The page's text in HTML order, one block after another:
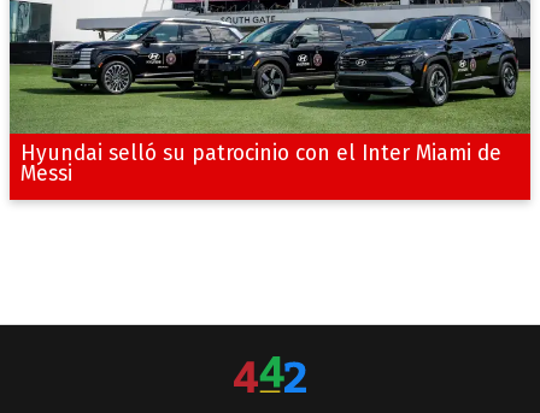
Hyundai selló su patrocinio con el Inter Miami de
Messi